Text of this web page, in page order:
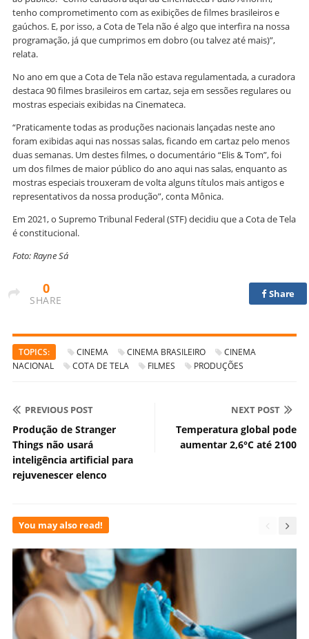
tenho comprometimento com as exibições de filmes brasileiros e
gaúchos. E, por isso, a Cota de Tela não é algo que interfira na nossa
programação, já que cumprimos em dobro (ou talvez até mais)”,
relata.
No ano em que a Cota de Tela não estava regulamentada, a curadora
destaca 90 filmes brasileiros em cartaz, seja em sessões regulares ou
mostras especiais exibidas na Cinemateca.
“Praticamente todas as produções nacionais lançadas neste ano
foram exibidas aqui nas nossas salas, ficando em cartaz pelo menos
duas semanas. Um destes filmes, o documentário “Elis & Tom”, foi
um dos filmes de maior público do ano aqui nas salas, enquanto as
mostras especiais trouxeram de volta alguns títulos mais antigos e
representativos da nossa produção”, conta Mônica.
Em 2021, o Supremo Tribunal Federal (STF) decidiu que a Cota de Tela
é constitucional.
Foto: Rayne Sá
0
SHARE
Share
TOPICS: CINEMA CINEMA BRASILEIRO
CINEMA
NACIONAL
COTA DE TELA FILMES PRODUÇÕES
PREVIOUS POST
Produção de Stranger
Things não usará
inteligência artificial para
rejuvenescer elenco
NEXT POST
Temperatura global pode
aumentar 2,6°C até 2100
You may also read!